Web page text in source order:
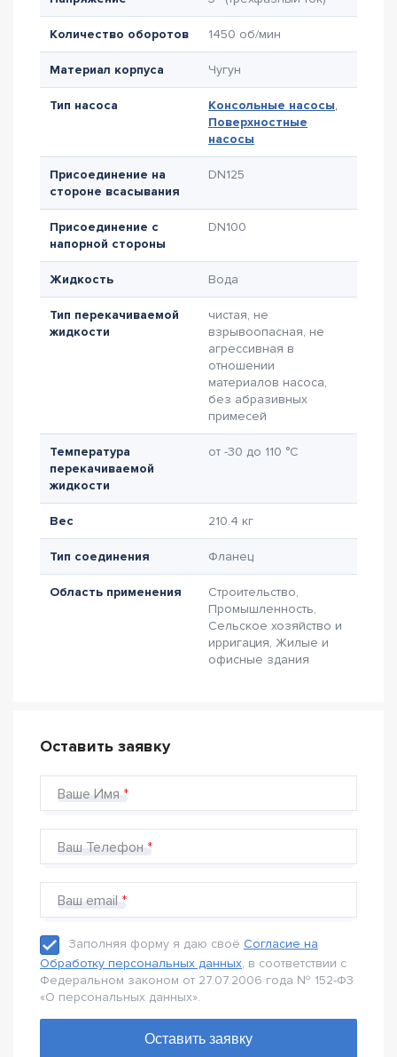
Количество оборотов 1450 об/мин
Материал корпуса Чугун
Тип насоса Консольные насосы,
Поверхностные
насосы
Присоединение на
стороне всасывания
DN125
Присоединение с
напорной стороны
DN100
Жидкость Вода
Тип перекачиваемой
жидкости
чистая, не
взрывоопасная, не
агрессивная в
отношении
материалов насоса,
без абразивных
примесей
Температура
перекачиваемой
жидкости
от -30 до 110 °C
Вес 210.4 кг
Тип соединения Фланец
Область применения
Строительство,
Промышленность,
Сельское хозяйство и
ирригация, Жилые и
офисные здания
Оставить заявку
Ваше Имя
Ваш Телефон
Ваш email
Заполняя форму я даю своё Согласие на
Обработку персональных данных, в соответствии с
Федеральном законом от 27.07.2006 года № 152-Ф3
«О персональных данных».